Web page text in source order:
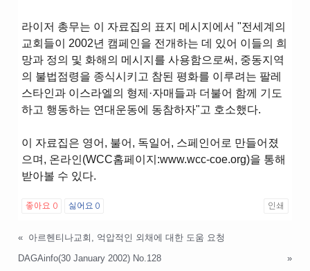
라이저 총무는 이 자료집의 표지 메시지에서 "전세계의
교회들이 2002년 캠페인을 전개하는 데 있어 이들의 희
망과 정의 및 화해의 메시지를 사용함으로써, 중동지역
의 불법점령을 종식시키고 참된 평화를 이루려는 팔레
스타인과 이스라엘의 형제·자매들과 더불어 함께 기도
하고 행동하는 연대운동에 동참하자"고 호소했다.
이 자료집은 영어, 불어, 독일어, 스페인어로 만들어졌
으며, 온라인(WCC홈페이지:www.wcc-coe.org)을 통해
받아볼 수 있다.
좋아요 0 싫어요 0 인쇄
« 아르헨티나교회, 억압적인 외채에 대한 도움 요청
DAGAinfo(30 January 2002) No.128
»